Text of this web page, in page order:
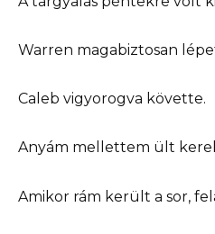
Warren magabiztosan
Caleb vigyorogva követte.
Anyám mellettem ült
Amikor rám került a sor,